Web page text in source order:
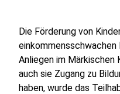
Die Förderung von
Anliegen im Märkischen
auch sie Zugang zu
haben, wurde das